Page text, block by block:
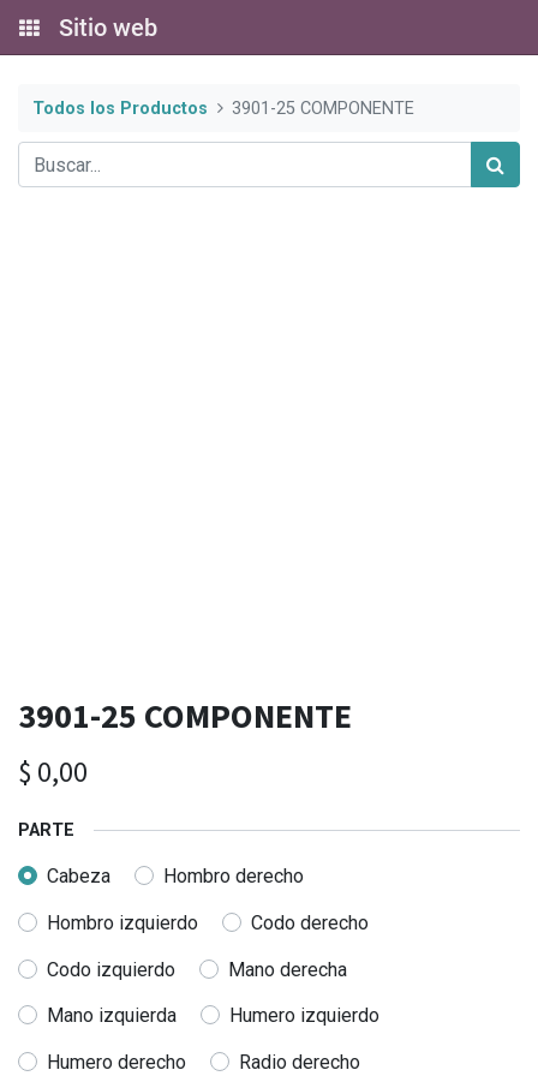
Sitio web
Todos los Productos 3901-25 COMPONENTE
3901-25 COMPONENTE
$ 0,00
PARTE
Cabeza Hombro derecho
Hombro izquierdo Codo derecho
Codo izquierdo Mano derecha
Mano izquierda Humero izquierdo
Humero derecho Radio derecho